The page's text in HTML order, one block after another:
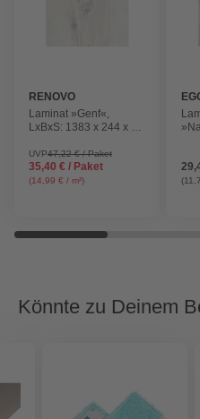
RENOVO
Laminat »Genf«,
LxBxS: 1383 x 244 x 8
UVP47,22 € / Paket
35,40 € / Paket
(14,99 € / m²)
Könnte zu Deinem